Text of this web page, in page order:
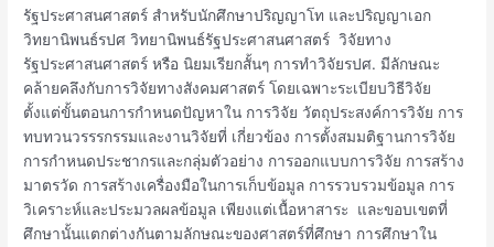
รัฐประศาสนศาสตร์ สำหรับนักศึกษาปริญญาโท และปริญญาเอก
วิทยานิพนธ์รปศ วิทยานิพนธ์รัฐประศาสนศาสตร์ วิจัยทาง
รัฐประศาสนศาสตร์ หรือ นิยมเรียกสั้นๆ การทำวิจัยรปศ. มีลักษณะ
คล้ายคลึงกับการวิจัยทางสังคมศาสตร์ โดยเฉพาะระเบียบวิธีวิจัย
ตั้งแต่ขั้นตอนการกำหนดปัญหาใน การวิจัย วัตถุประสงค์การวิจัย การ
ทบทวนวรรรกรรมและงานวิจัยที่ เกี่ยวข้อง การตั้งสมมติฐานการวิจัย
การกำหนดประชากรและกลุ่มตัวอย่าง การออกแบบการวิจัย การสร้าง
มาตรวัด การสร้างเครื่องมือในการเก็บข้อมูล การรวบรวมข้อมูล การ
วิเคราะห์และประมวลผลข้อมูล เพียงแต่เนื้อหาสาระ และขอบเขตที่
ศึกษานั้นแตกต่างกันตามลักษณะของศาสตร์ที่ศึกษา การศึกษาใน